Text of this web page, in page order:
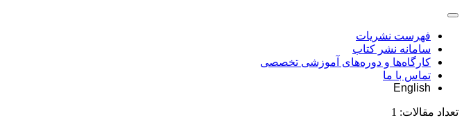
فهرست نشریات
سامانه نشر کتاب
کارگاه‌ها و دوره‌های آموزشی تخصصی
تماس با ما
English
تعداد مقالات: 1